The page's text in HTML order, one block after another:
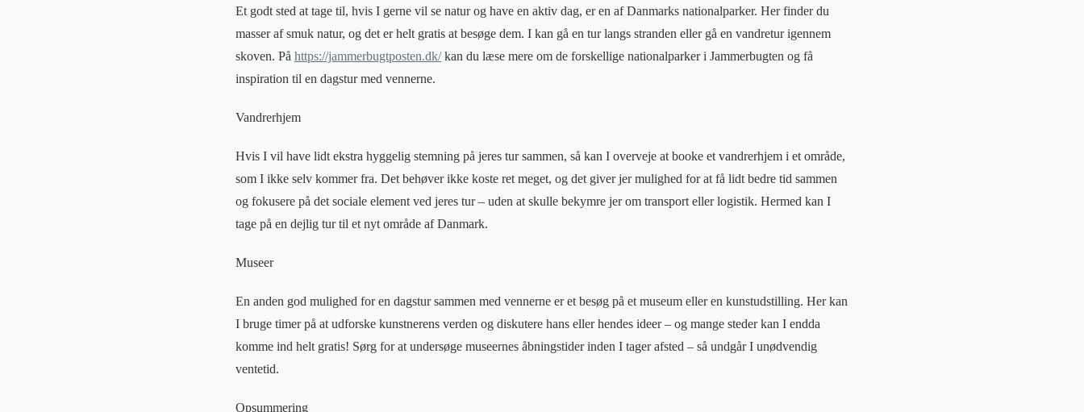
Et godt sted at tage til, hvis I gerne vil se natur og have en aktiv dag, er en af Danmarks nationalparker. Her finder du
masser af smuk natur, og det er helt gratis at besøge dem. I kan gå en tur langs stranden eller gå en vandretur igennem
skoven. På https://jammerbugtposten.dk/kan du læse mere om de forskellige nationalparker i Jammerbugten og få
inspiration til en dagstur med vennerne.
Vandrerhjem
Hvis I vil have lidt ekstra hyggelig stemning på jeres tur sammen, så kan I overveje at booke et vandrerhjem i et område,
som I ikke selv kommer fra. Det behøver ikke koste ret meget, og det giver jer mulighed for at få lidt bedre tid sammen
og fokusere på det sociale element ved jeres tur – uden at skulle bekymre jer om transport eller logistik. Hermed kan I
tage på en dejlig tur til et nyt område af Danmark.
Museer
En anden god mulighed for en dagstur sammen med vennerne er et besøg på et museum eller en kunstudstilling. Her kan
I bruge timer på at udforske kunstnerens verden og diskutere hans eller hendes ideer – og mange steder kan I endda
komme ind helt gratis! Sørg for at undersøge museernes åbningstider inden I tager afsted – så undgår I unødvendig
ventetid.
Opsummering